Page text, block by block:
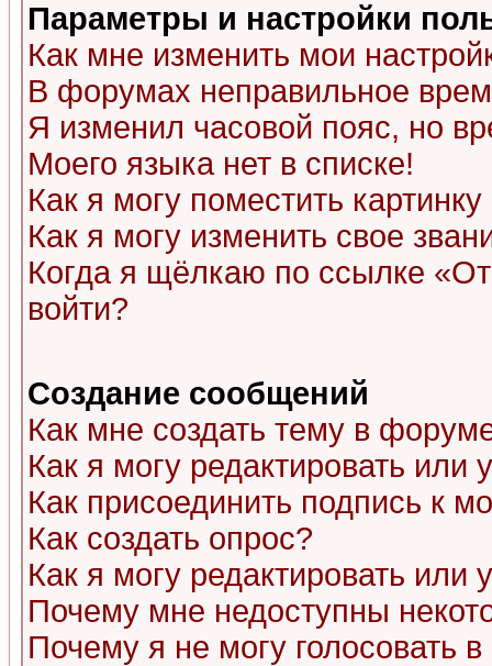
Параметры и настройки
Как мне изменить мои
В форумах неправильное
Я изменил часовой пояс, но
Моего языка нет в списке!
Как я могу поместить
Как я могу изменить свое
Когда я щёлкаю по ссылке
войти?
Создание сообщений
Как мне создать тему в
Как я могу редактировать или
Как присоединить подпись к
Как создать опрос?
Как я могу редактировать или
Почему мне недоступны
Почему я не могу голосовать